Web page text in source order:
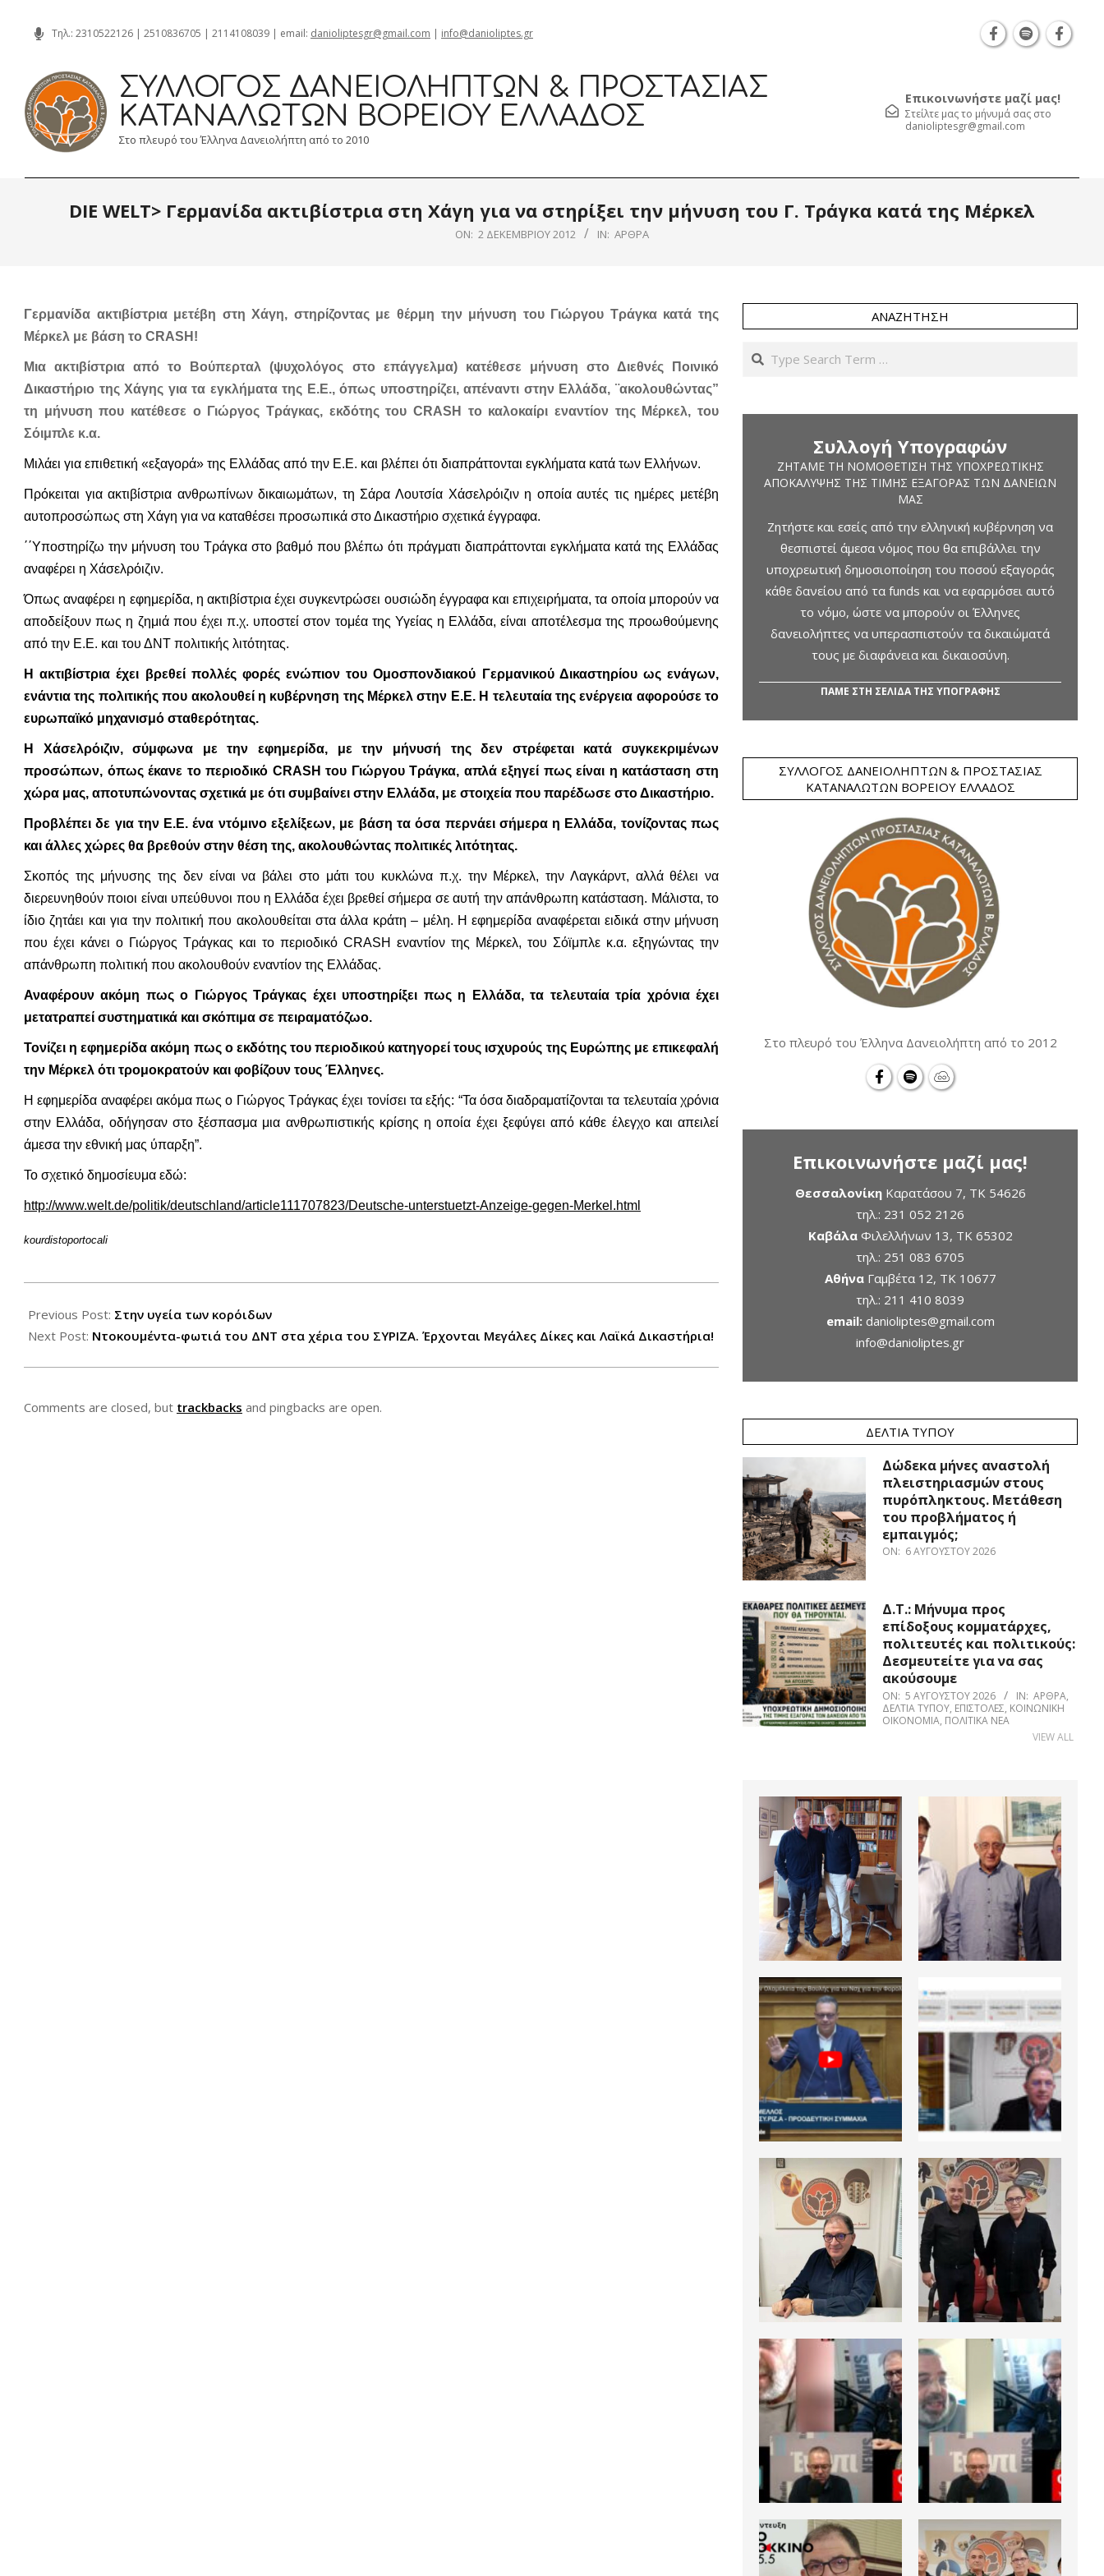
content
Τηλ.: 2310522126 | 2510836705 | 2114108039 | email: danioliptesgr@gmail.com | info@danioliptes.gr
ΣΎΛΛΟΓΟΣ ΔΑΝΕΙΟΛΗΠΤΏΝ & ΠΡΟΣΤΑΣΊΑΣ
ΚΑΤΑΝΑΛΩΤΏΝ ΒΟΡΕΊΟΥ ΕΛΛΆΔΟΣ
Στο πλευρό του Έλληνα Δανειολήπτη από το 2010
Επικοινωνήστε μαζί μας!
Στείλτε μας το μήνυμά σας στο
danioliptesgr@gmail.com
DIE WELT> Γερμανίδα ακτιβίστρια στη Χάγη για να στηρίξει την μήνυση του Γ. Τράγκα κατά της Μέρκελ
ON: 2 ΔΕΚΕΜΒΡΊΟΥ 2012 IN: ΆΡΘΡΑ
Γερμανίδα ακτιβίστρια μετέβη στη Χάγη, στηρίζοντας με θέρμη την μήνυση του Γιώργου Τράγκα κατά της
Μέρκελ με βάση το CRASH!
Μια ακτιβίστρια από το Βούπερταλ (ψυχολόγος στο επάγγελμα) κατέθεσε μήνυση στο Διεθνές Ποινικό
Δικαστήριο της Χάγης για τα εγκλήματα της Ε.Ε., όπως υποστηρίζει, απέναντι στην Ελλάδα, ¨ακολουθώντας”
τη μήνυση που κατέθεσε ο Γιώργος Τράγκας, εκδότης του CRASH το καλοκαίρι εναντίον της Μέρκελ, του
Σόιμπλε κ.α.
Μιλάει για επιθετική «εξαγορά» της Ελλάδας από την Ε.Ε. και βλέπει ότι διαπράττονται εγκλήματα κατά των Ελλήνων.
Πρόκειται για ακτιβίστρια ανθρωπίνων δικαιωμάτων, τη Σάρα Λουτσία Χάσελρόιζιν η οποία αυτές τις ημέρες μετέβη
αυτοπροσώπως στη Χάγη για να καταθέσει προσωπικά στο Δικαστήριο σχετικά έγγραφα.
΄΄Υποστηρίζω την μήνυση του Τράγκα στο βαθμό που βλέπω ότι πράγματι διαπράττονται εγκλήματα κατά της Ελλάδας
αναφέρει η Χάσελρόιζιν.
Όπως αναφέρει η εφημερίδα, η ακτιβίστρια έχει συγκεντρώσει ουσιώδη έγγραφα και επιχειρήματα, τα οποία μπορούν να
αποδείξουν πως η ζημιά που έχει π.χ. υποστεί στον τομέα της Υγείας η Ελλάδα, είναι αποτέλεσμα της προωθούμενης
από την Ε.Ε. και του ΔΝΤ πολιτικής λιτότητας.
Η ακτιβίστρια έχει βρεθεί πολλές φορές ενώπιον του Ομοσπονδιακού Γερμανικού Δικαστηρίου ως ενάγων,
ενάντια της πολιτικής που ακολουθεί η κυβέρνηση της Μέρκελ στην Ε.Ε. Η τελευταία της ενέργεια αφορούσε το
ευρωπαϊκό μηχανισμό σταθερότητας.
Η Χάσελρόιζιν, σύμφωνα με την εφημερίδα, με την μήνυσή της δεν στρέφεται κατά συγκεκριμένων
προσώπων, όπως έκανε το περιοδικό CRASH του Γιώργου Τράγκα, απλά εξηγεί πως είναι η κατάσταση στη
χώρα μας, αποτυπώνοντας σχετικά με ότι συμβαίνει στην Ελλάδα, με στοιχεία που παρέδωσε στο Δικαστήριο.
Προβλέπει δε για την Ε.Ε. ένα ντόμινο εξελίξεων, με βάση τα όσα περνάει σήμερα η Ελλάδα, τονίζοντας πως
και άλλες χώρες θα βρεθούν στην θέση της, ακολουθώντας πολιτικές λιτότητας.
Σκοπός της μήνυσης της δεν είναι να βάλει στο μάτι του κυκλώνα π.χ. την Μέρκελ, την Λαγκάρντ, αλλά θέλει να
διερευνηθούν ποιοι είναι υπεύθυνοι που η Ελλάδα έχει βρεθεί σήμερα σε αυτή την απάνθρωπη κατάσταση. Μάλιστα, το
ίδιο ζητάει και για την πολιτική που ακολουθείται στα άλλα κράτη – μέλη. Η εφημερίδα αναφέρεται ειδικά στην μήνυση
που έχει κάνει ο Γιώργος Τράγκας και το περιοδικό CRASH εναντίον της Μέρκελ, του Σόϊμπλε κ.α. εξηγώντας την
απάνθρωπη πολιτική που ακολουθούν εναντίον της Ελλάδας.
Αναφέρουν ακόμη πως ο Γιώργος Τράγκας έχει υποστηρίξει πως η Ελλάδα, τα τελευταία τρία χρόνια έχει
μετατραπεί συστηματικά και σκόπιμα σε πειραματόζωο.
Τονίζει η εφημερίδα ακόμη πως ο εκδότης του περιοδικού κατηγορεί τους ισχυρούς της Ευρώπης με επικεφαλή
την Μέρκελ ότι τρομοκρατούν και φοβίζουν τους Έλληνες.
Η εφημερίδα αναφέρει ακόμα πως ο Γιώργος Τράγκας έχει τονίσει τα εξής: “Τα όσα διαδραματίζονται τα τελευταία χρόνια
στην Ελλάδα, οδήγησαν στο ξέσπασμα μια ανθρωπιστικής κρίσης η οποία έχει ξεφύγει από κάθε έλεγχο και απειλεί
άμεσα την εθνική μας ύπαρξη”.
Το σχετικό δημοσίευμα εδώ:
http://www.welt.de/politik/deutschland/article111707823/Deutsche-unterstuetzt-Anzeige-gegen-Merkel.html
kourdistoportocali
12-
02
Previous Post: Στην υγεία των κορόιδων
Next Post: Ντοκουμέντα-φωτιά του ΔΝΤ στα χέρια του ΣΥΡΙΖΑ. Έρχονται Μεγάλες Δίκες και Λαϊκά Δικαστήρια!
Comments are closed, but trackbacks and pingbacks are open.
ΑΝΑΖΉΤΗΣΗ
Search
Συλλογή Υπογραφών
ΖΗΤΆΜΕ ΤΗ ΝΟΜΟΘΈΤΙΣΗ ΤΗΣ ΥΠΟΧΡΕΩΤΙΚΉΣ
ΑΠΟΚΆΛΥΨΗΣ ΤΗΣ ΤΙΜΉΣ ΕΞΑΓΟΡΆΣ ΤΩΝ ΔΑΝΕΊΩΝ
ΜΑΣ
Ζητήστε και εσείς από την ελληνική κυβέρνηση να
θεσπιστεί άμεσα νόμος που θα επιβάλλει την
υποχρεωτική δημοσιοποίηση του ποσού εξαγοράς
κάθε δανείου από τα funds και να εφαρμόσει αυτό
το νόμο, ώστε να μπορούν οι Έλληνες
δανειολήπτες να υπερασπιστούν τα δικαιώματά
τους με διαφάνεια και δικαιοσύνη.
ΠΑΜΕ ΣΤΗ ΣΕΛΙΔΑ ΤΗΣ ΥΠΟΓΡΑΦΗΣ
ΣΎΛΛΟΓΟΣ ΔΑΝΕΙΟΛΗΠΤΏΝ & ΠΡΟΣΤΑΣΊΑΣ
ΚΑΤΑΝΑΛΩΤΏΝ ΒΟΡΕΊΟΥ ΕΛΛΆΔΟΣ
Στο πλευρό του Έλληνα Δανειολήπτη από το 2012
Επικοινωνήστε μαζί μας!
ΘεσσαλονίκηΚαρατάσου 7, TK 54626
τηλ.: 231 052 2126
ΚαβάλαΦιλελλήνων 13, ΤΚ 65302
τηλ.: 251 083 6705
ΑθήναΓαμβέτα 12, ΤΚ 10677
τηλ.: 211 410 8039
email: danioliptes@gmail.com
info@danioliptes.gr
ΔΕΛΤΊΑ ΤΎΠΟΥ
Δώδεκα μήνες αναστολή
πλειστηριασμών στους
πυρόπληκτους. Μετάθεση
του προβλήματος ή
εμπαιγμός;
ON: 6 ΑΥΓΟΎΣΤΟΥ 2026
Δ.Τ.: Μήνυμα προς
επίδοξους κομματάρχες,
πολιτευτές και πολιτικούς:
Δεσμευτείτε για να σας
ακούσουμε
ON: 5 ΑΥΓΟΎΣΤΟΥ 2026 IN: ΆΡΘΡΑ,
ΔΕΛΤΊΑ ΤΎΠΟΥ, ΕΠΙΣΤΟΛΈΣ, ΚΟΙΝΩΝΙΚΉ
ΟΙΚΟΝΟΜΊΑ, ΠΟΛΙΤΙΚΆ ΝΈΑ
VIEW ALL